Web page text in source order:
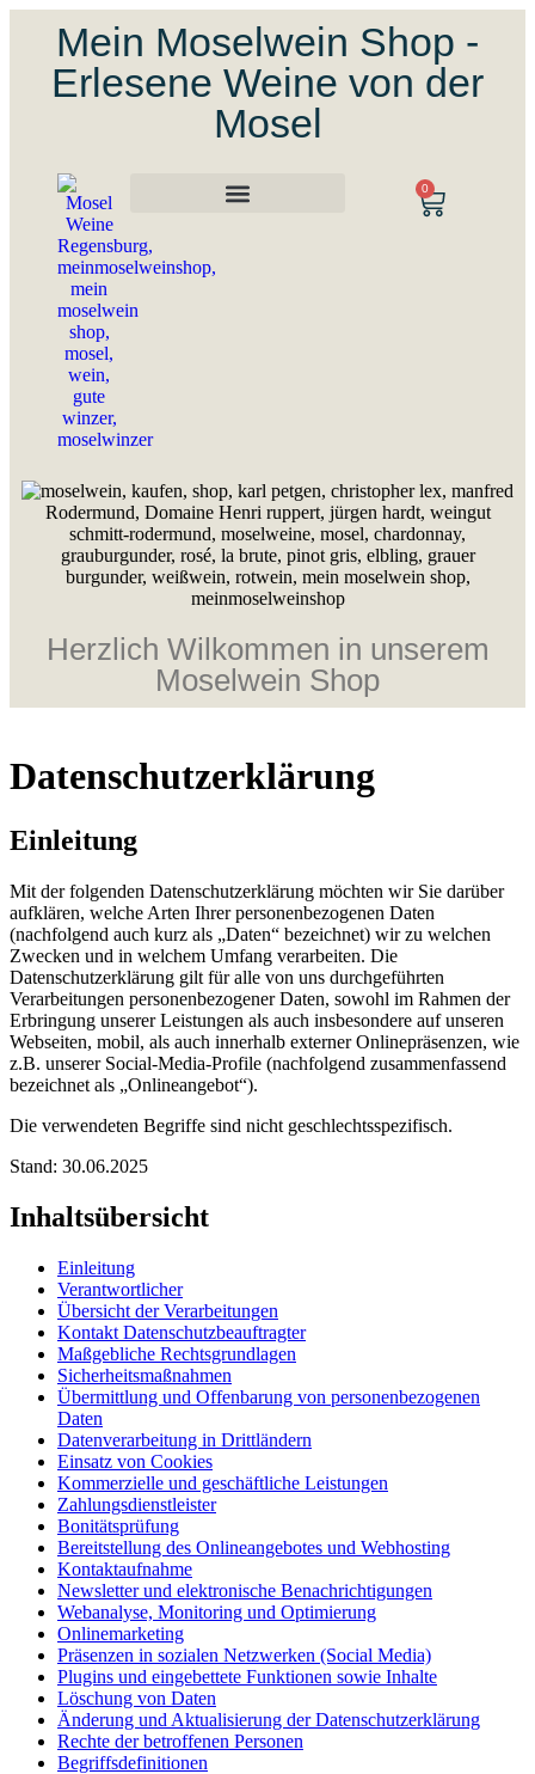
Mein Moselwein Shop -
Erlesene Weine von der
Mosel
0
Herzlich Wilkommen in unserem
Moselwein Shop
Datenschutzerklärung
Einleitung
Mit der folgenden Datenschutzerklärung möchten wir Sie darüber
aufklären, welche Arten Ihrer personenbezogenen Daten
(nachfolgend auch kurz als „Daten“ bezeichnet) wir zu welchen
Zwecken und in welchem Umfang verarbeiten. Die
Datenschutzerklärung gilt für alle von uns durchgeführten
Verarbeitungen personenbezogener Daten, sowohl im Rahmen der
Erbringung unserer Leistungen als auch insbesondere auf unseren
Webseiten, mobil, als auch innerhalb externer Onlinepräsenzen, wie
z.B. unserer Social-Media-Profile (nachfolgend zusammenfassend
bezeichnet als „Onlineangebot“).
Die verwendeten Begriffe sind nicht geschlechtsspezifisch.
Stand: 30.06.2025
Inhaltsübersicht
Einleitung
Verantwortlicher
Übersicht der Verarbeitungen
Kontakt Datenschutzbeauftragter
Maßgebliche Rechtsgrundlagen
Sicherheitsmaßnahmen
Übermittlung und Offenbarung von personenbezogenen
Daten
Datenverarbeitung in Drittländern
Einsatz von Cookies
Kommerzielle und geschäftliche Leistungen
Zahlungsdienstleister
Bonitätsprüfung
Bereitstellung des Onlineangebotes und Webhosting
Kontaktaufnahme
Newsletter und elektronische Benachrichtigungen
Webanalyse, Monitoring und Optimierung
Onlinemarketing
Präsenzen in sozialen Netzwerken (Social Media)
Plugins und eingebettete Funktionen sowie Inhalte
Löschung von Daten
Änderung und Aktualisierung der Datenschutzerklärung
Rechte der betroffenen Personen
Begriffsdefinitionen